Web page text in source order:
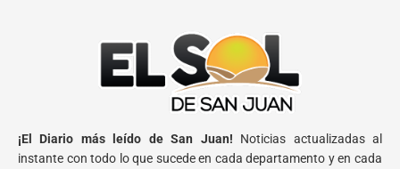
¡El Diario más leído de San Juan! Noticias actualizadas al
instante con todo lo que sucede en cada departamento y en cada